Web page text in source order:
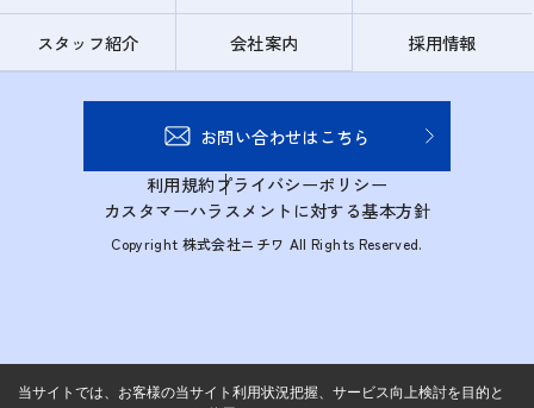
スタッフ紹介 会社案内 採用情報
お問い合わせはこちら
利用規約プライバシーポリシー
カスタマーハラスメントに対する基本方針
Copyright 株式会社ニチワ All Rights Reserved.
当サイトでは、お客様の当サイト利用状況把握、サービス向上検討を目的と